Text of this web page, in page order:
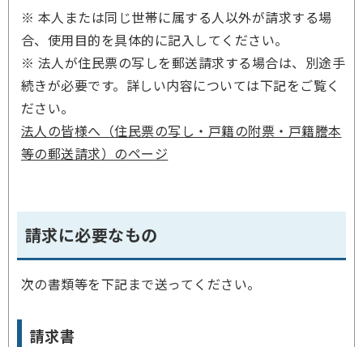
※ 本人または同じ世帯に属する人以外が請求する場
合、使用目的を具体的に記入してください。
※ 法人が住民票の写しを郵送請求する場合は、別途手
続きが必要です。詳しい内容については下記をご覧く
ださい。
法人の皆様へ（住民票の写し・戸籍の附票・戸籍謄本
等の郵送請求）のページ
請求に必要なもの
次の書類等を下記まで送ってください。
請求書